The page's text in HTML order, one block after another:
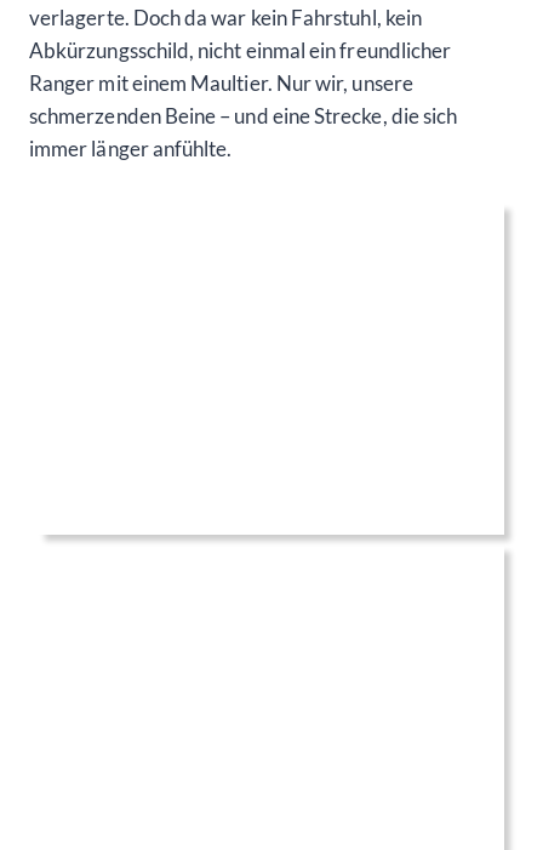
verlagerte. Doch da war kein Fahrstuhl, kein
Abkürzungsschild, nicht einmal ein freundlicher
Ranger mit einem Maultier. Nur wir, unsere
schmerzenden Beine – und eine Strecke, die sich
immer länger anfühlte.